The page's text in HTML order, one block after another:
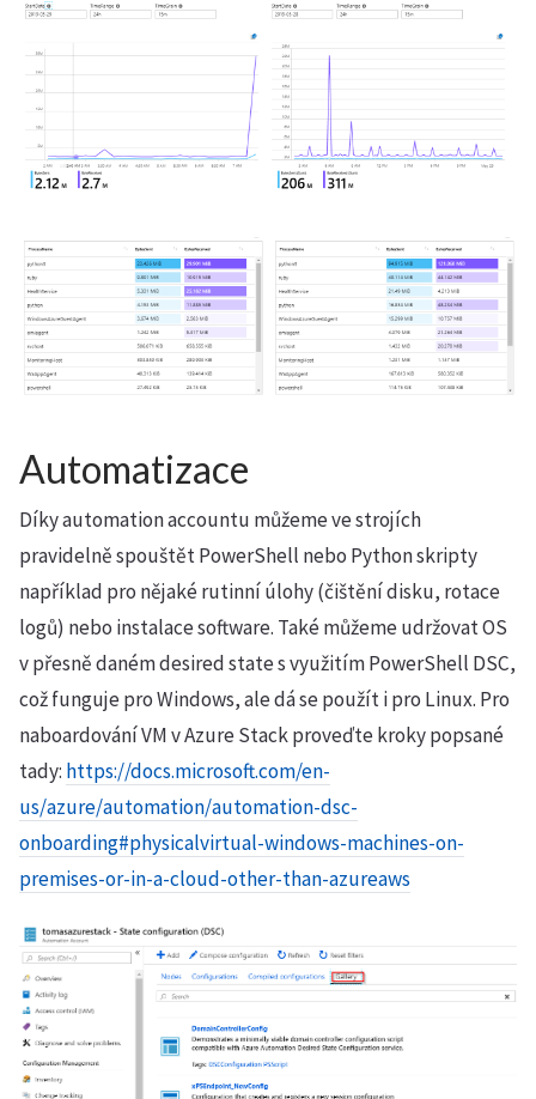
Automatizace
Díky automation accountu můžeme ve strojích
pravidelně spouštět PowerShell nebo Python skripty
například pro nějaké rutinní úlohy (čištění disku, rotace
logů) nebo instalace software. Také můžeme udržovat OS
v přesně daném desired state s využitím PowerShell DSC,
což funguje pro Windows, ale dá se použít i pro Linux. Pro
naboardování VM v Azure Stack proveďte kroky popsané
tady: https://docs.microsoft.com/en-
us/azure/automation/automation-dsc-
onboarding#physicalvirtual-windows-machines-on-
premises-or-in-a-cloud-other-than-azureaws